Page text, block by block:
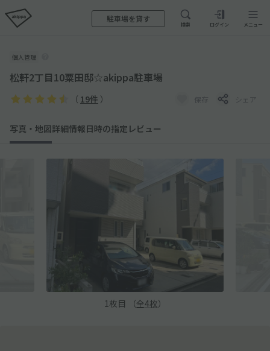
駐車場を貸す
検索 ログイン メニュー
個人管理
松軒2丁目10粟田邸☆akippa駐車場
（ 19件 ） 保存 シェア
写真・地図詳細情報日時の指定 レビュー
1 枚目 （全4枚）